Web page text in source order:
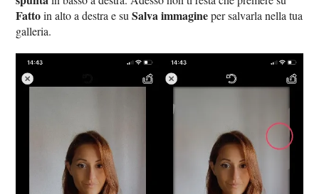
Fattoin alto a destra e suSalva immagineper salvarla nella tua
galleria.